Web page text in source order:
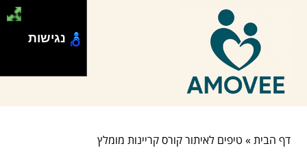
דף הבית» טיפים לאיתור קורס קריינות מומלץ
נגישות